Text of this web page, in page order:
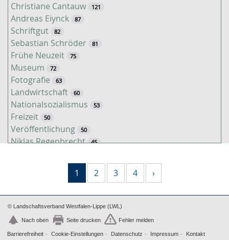
Christiane Cantauw 121
Andreas Eiynck 87
Schriftgut 82
Sebastian Schröder 81
Frühe Neuzeit 75
Museum 72
Fotografie 63
Landwirtschaft 60
Nationalsozialismus 53
Freizeit 50
Veröffentlichung 50
Niklas Regenbrecht 45
Kathrin Schulte 31
Jahreszeiten
Kolonialismus
1 2 3 4 ›
© Landschaftsverband Westfalen-Lippe (LWL)
Nach oben Seite drucken Fehler melden
Barrierefreiheit Cookie-Einstellungen Datenschutz Impressum Kontakt